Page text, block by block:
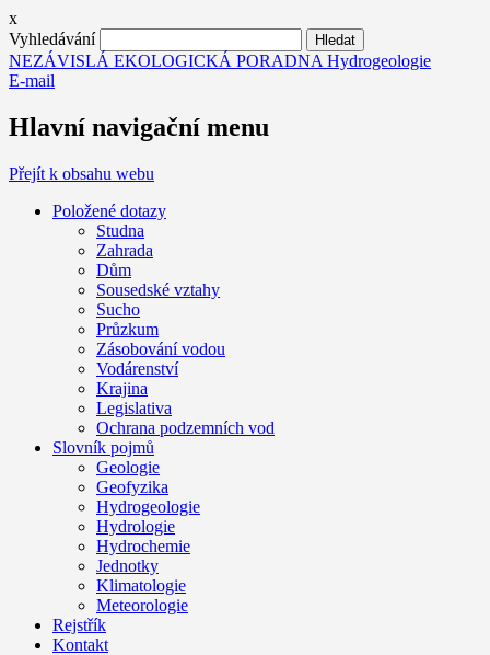
x
Vyhledávání
NEZÁVISLÁ EKOLOGICKÁ PORADNA Hydrogeologie
E-mail
Hlavní navigační menu
Přejít k obsahu webu
Položené dotazy
Studna
Zahrada
Dům
Sousedské vztahy
Sucho
Průzkum
Zásobování vodou
Vodárenství
Krajina
Legislativa
Ochrana podzemních vod
Slovník pojmů
Geologie
Geofyzika
Hydrogeologie
Hydrologie
Hydrochemie
Jednotky
Klimatologie
Meteorologie
Rejstřík
Kontakt